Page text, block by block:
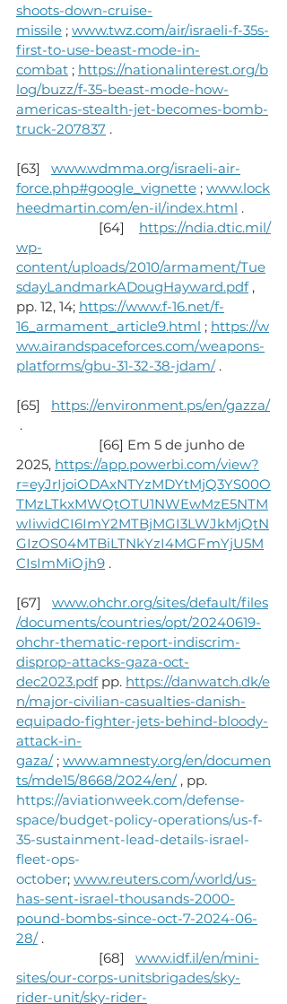
shoots-down-cruise-
missile ; www.twz.com/air/israeli-f-35s-
first-to-use-beast-mode-in-
combat ; https://nationalinterest.org/b
log/buzz/f-35-beast-mode-how-
americas-stealth-jet-becomes-bomb-
truck-207837 .
[63] www.wdmma.org/israeli-air-
force.php#google_vignette ; www.lock
heedmartin.com/en-il/index.html .
[64] https://ndia.dtic.mil/
wp-
content/uploads/2010/armament/Tue
sdayLandmarkADougHayward.pdf ,
pp. 12, 14; https://www.f-16.net/f-
16_armament_article9.html ; https://w
ww.airandspaceforces.com/weapons-
platforms/gbu-31-32-38-jdam/ .
[65] https://environment.ps/en/gazza/
.
[66] Em 5 de junho de
2025, https://app.powerbi.com/view?
r=eyJrIjoiODAxNTYzMDYtMjQ3YS00O
TMzLTkxMWQtOTU1NWEwMzE5NTM
wIiwidCI6ImY2MTBjMGI3LWJkMjQtN
GIzOS04MTBiLTNkYzI4MGFmYjU5M
CIsImMiOjh9 .
[67] www.ohchr.org/sites/default/files
/documents/countries/opt/20240619-
ohchr-thematic-report-indiscrim-
disprop-attacks-gaza-oct-
dec2023.pdf pp. https://danwatch.dk/e
n/major-civilian-casualties-danish-
equipado-fighter-jets-behind-bloody-
attack-in-
gaza/ ; www.amnesty.org/en/documen
ts/mde15/8668/2024/en/ , pp.
https://aviationweek.com/defense-
space/budget-policy-operations/us-f-
35-sustainment-lead-details-israel-
fleet-ops-
october; www.reuters.com/world/us-
has-sent-israel-thousands-2000-
pound-bombs-since-oct-7-2024-06-
28/ .
[68] www.idf.il/en/mini-
sites/our-corps-unitsbrigades/sky-
rider-unit/sky-rider-